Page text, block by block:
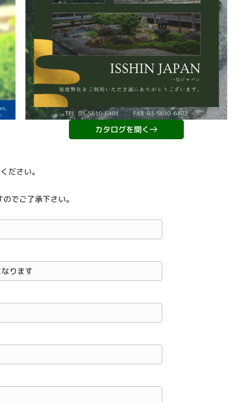
カタログを開く
ださい。
でご了承下さい。